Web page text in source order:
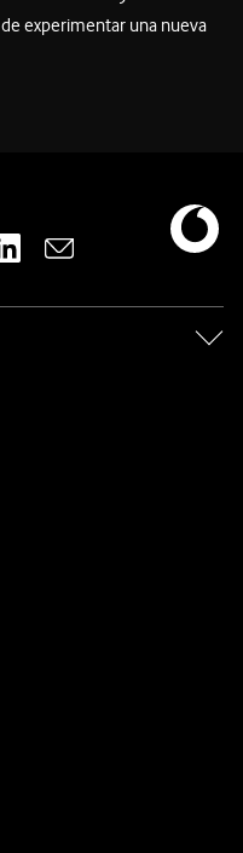
experimentar una nueva